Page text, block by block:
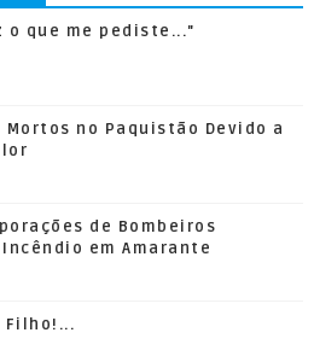
o que me pediste..."
Mortos no Paquistão Devido a
de Bombeiros
em Amarante
Filho!...